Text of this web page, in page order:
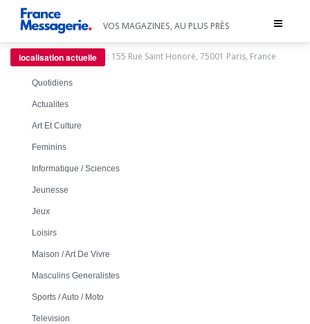
Toggle
VOS MAGAZINES, AU PLUS PRÈS
localisation actuelle : 155 Rue Saint Honoré, 75001 Paris, France
Quotidiens
Actualites
Art Et Culture
Feminins
Informatique / Sciences
Jeunesse
Jeux
Loisirs
Maison / Art De Vivre
Masculins Generalistes
Sports / Auto / Moto
Television